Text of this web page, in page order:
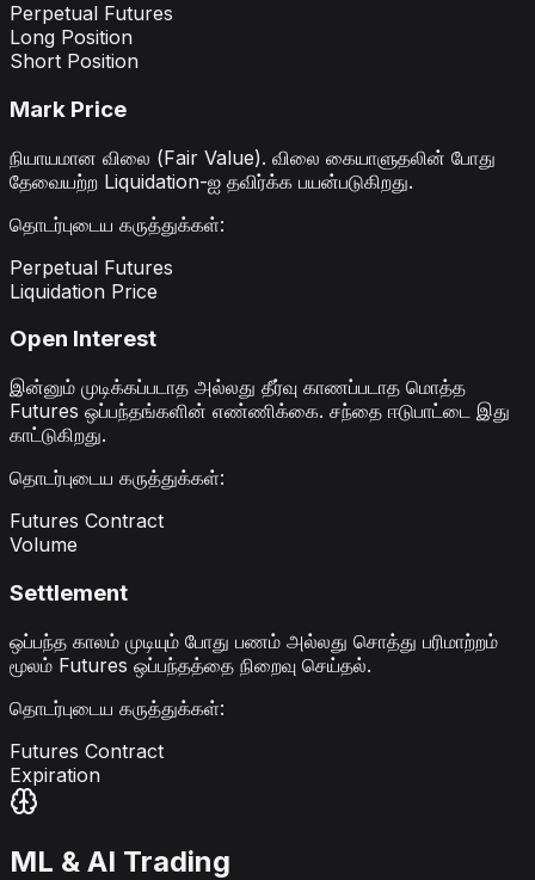
Perpetual Futures
Long Position
Short Position
Mark Price
நியாயமான விலை (Fair Value). விலை கையாளுதலின் போது
தேவையற்ற Liquidation-ஐ தவிர்க்க பயன்படுகிறது.
தொடர்புடைய கருத்துக்கள்:
Perpetual Futures
Liquidation Price
Open Interest
இன்னும் முடிக்கப்படாத அல்லது தீர்வு காணப்படாத மொத்த
Futures ஒப்பந்தங்களின் எண்ணிக்கை. சந்தை ஈடுபாட்டை இது
காட்டுகிறது.
தொடர்புடைய கருத்துக்கள்:
Futures Contract
Volume
Settlement
ஒப்பந்த காலம் முடியும் போது பணம் அல்லது சொத்து பரிமாற்றம்
மூலம் Futures ஒப்பந்தத்தை நிறைவு செய்தல்.
தொடர்புடைய கருத்துக்கள்:
Futures Contract
Expiration
ML & AI Trading